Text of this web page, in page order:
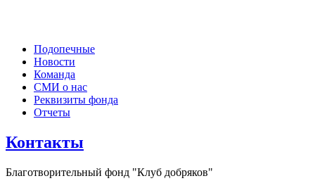
Подопечные
Новости
Команда
СМИ о нас
Реквизиты фонда
Отчеты
Контакты
Благотворительный фонд "Клуб добряков"